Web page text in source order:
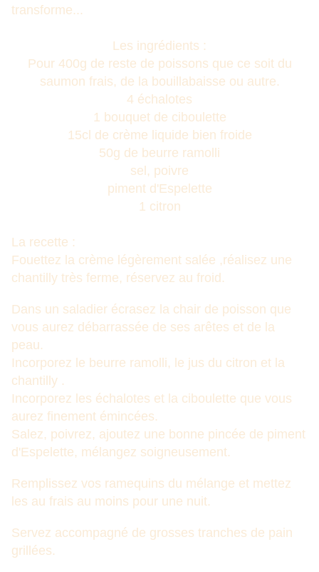
transforme...
Les ingrédients :
Pour 400g de reste de poissons que ce soit du
saumon frais, de la bouillabaisse ou autre.
4 échalotes
1 bouquet de ciboulette
15cl de crème liquide bien froide
50g de beurre ramolli
sel, poivre
piment d'Espelette
1 citron
La recette :
Fouettez la crème légèrement salée ,réalisez une
chantilly très ferme, réservez au froid.
Dans un saladier écrasez la chair de poisson que
vous aurez débarrassée de ses arêtes et de la
peau.
Incorporez le beurre ramolli, le jus du citron et la
chantilly .
Incorporez les échalotes et la ciboulette que vous
aurez finement émincées.
Salez, poivrez, ajoutez une bonne pincée de piment
d'Espelette, mélangez soigneusement.
Remplissez vos ramequins du mélange et mettez
les au frais au moins pour une nuit.
Servez accompagné de grosses tranches de pain
grillées.